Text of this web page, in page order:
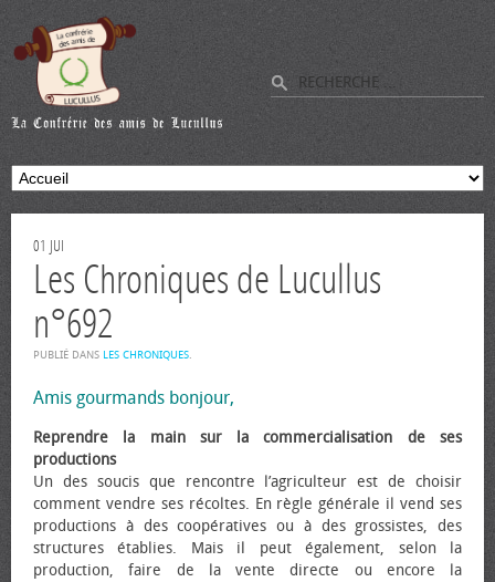
01 JUI
Les Chroniques de Lucullus
n°692
PUBLIÉ DANS LES CHRONIQUES.
Amis gourmands bonjour,
Reprendre la main sur la commercialisation de ses
productions
Un des soucis que rencontre l’agriculteur est de choisir
comment vendre ses récoltes. En règle générale il vend ses
productions à des coopératives ou à des grossistes, des
structures établies. Mais il peut également, selon la
production, faire de la vente directe ou encore la